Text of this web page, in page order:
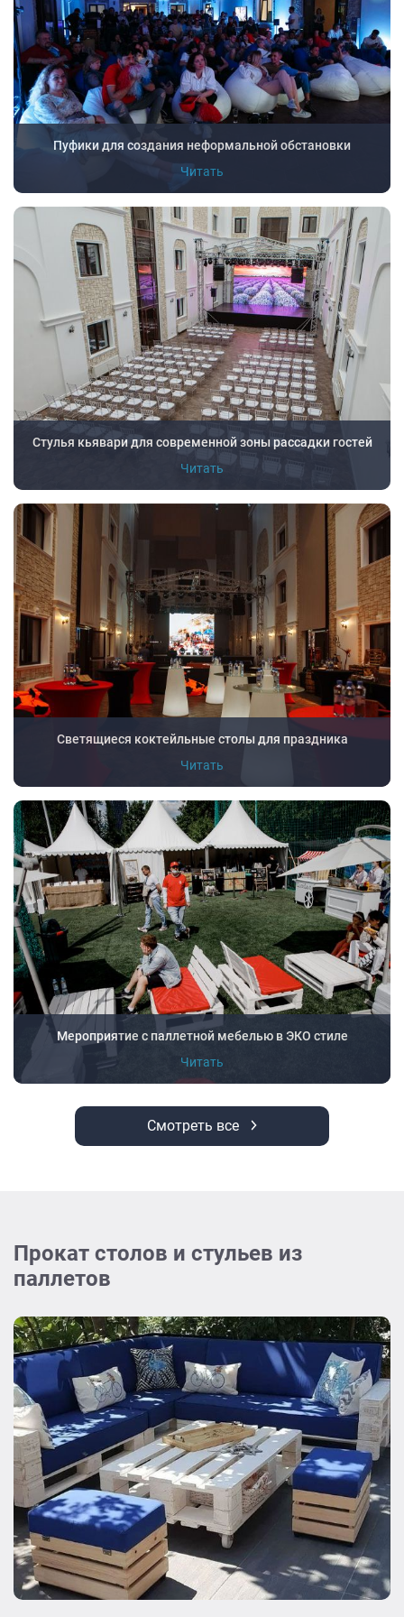
Пуфики для создания неформальной обстановки
Читать
Стулья кьявари для современной зоны рассадки гостей
Читать
Светящиеся коктейльные столы для праздника
Читать
Мероприятие с паллетной мебелью в ЭКО стиле
Читать
Смотреть все
Прокат столов и стульев из
паллетов